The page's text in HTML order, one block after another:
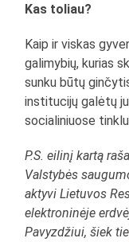
Kas toliau?
Kaip ir viskas
galimybių, kurias
sunku būtų
institucijų galėtų
socialiniuose
P.S. eilinį kartą
Valstybės
aktyvi Lietuvos
elektroninėje
Pavyzdžiui, šiek